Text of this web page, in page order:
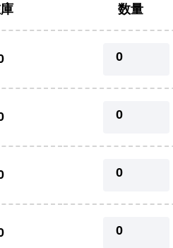
数量
0
0
0
0